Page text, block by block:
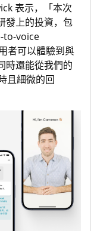
表示，「本次
發上的投資，包
to-voice
者可以體驗到與
時還能從我們的
且細微的回